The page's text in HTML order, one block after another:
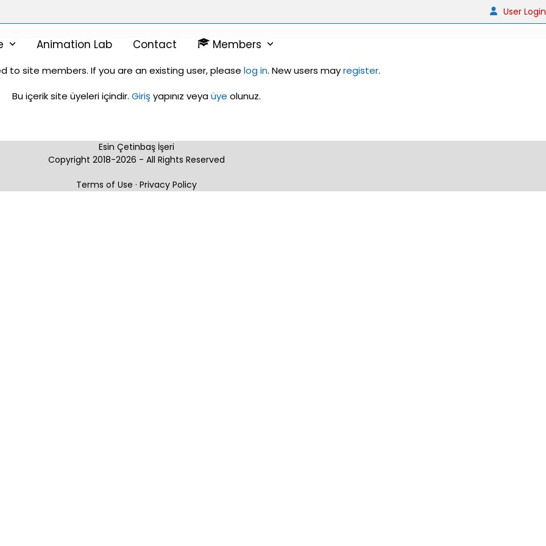
User Login
Animation Lab Contact Members
to site members. If you are an existing user, please log in. New users mayregister.
Bu içerik site üyeleri içindir. Giriş yapınız veyaüye olunuz.
Esin Çetinbaş İşeri
Copyright 2018-2026 - All Rights Reserved
Terms of Use · Privacy Policy